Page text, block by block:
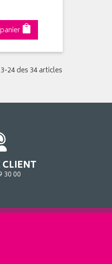
24 des 34 articles
CLIENT
30 00